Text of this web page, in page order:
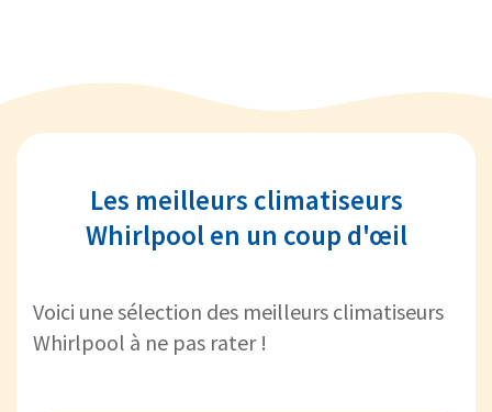
Les meilleurs climatiseurs
Whirlpool en un coup d'œil
Voici une sélection des meilleurs climatiseurs
Whirlpool à ne pas rater !